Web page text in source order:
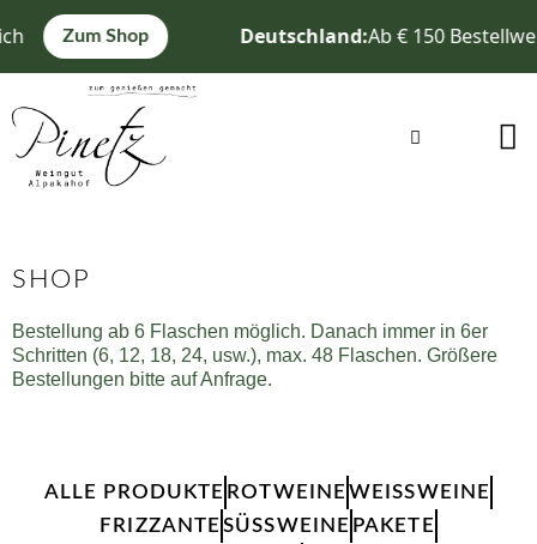
Inhalt
Zum Shop Deutschland:Ab € 150
Warenkorb
SHOP
Bestellung ab 6 Flaschen möglich. Danach immer in 6er
Schritten (6, 12, 18, 24, usw.), max. 48 Flaschen. Größere
Bestellungen bitte auf Anfrage.
ALLE PRODUKTE ROTWEINEWEISSWEINE
FRIZZANTESÜSSWEINE
PAKETE